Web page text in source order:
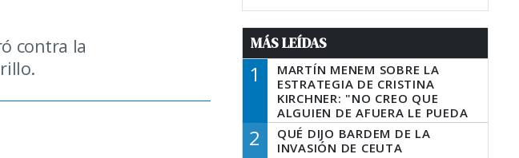
contra la
MÁS LEÍDAS
1
MARTÍN MENEM SOBRE LA
ESTRATEGIA DE CRISTINA
KIRCHNER: "NO CREO QUE
ALGUIEN DE AFUERA LE PUEDA
DECIR A LA JUSTICIA LO QUE
TIENE QUE HACER"
2
QUÉ DIJO BARDEM DE LA
INVASIÓN DE CEUTA